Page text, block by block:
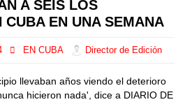
A SEIS LOS
CUBA EN UNA SEMANA
EN CUBA Director de Edición
llevaban años viendo el deterioro
hicieron nada', dice a DIARIO DE